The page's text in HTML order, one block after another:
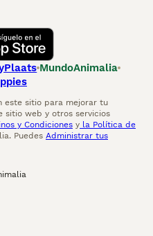
MundoAnimalia
este sitio para mejorar tu
sitio web y otros servicios
y Condiciones y la Política de
Puedes Administrar tus